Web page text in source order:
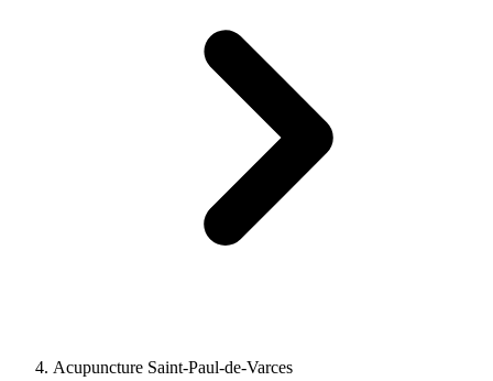
Acupuncture Saint-Paul-de-Varces